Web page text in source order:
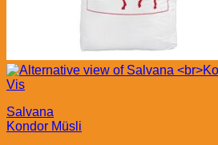
Vis
Salvana
Kondor Müsli